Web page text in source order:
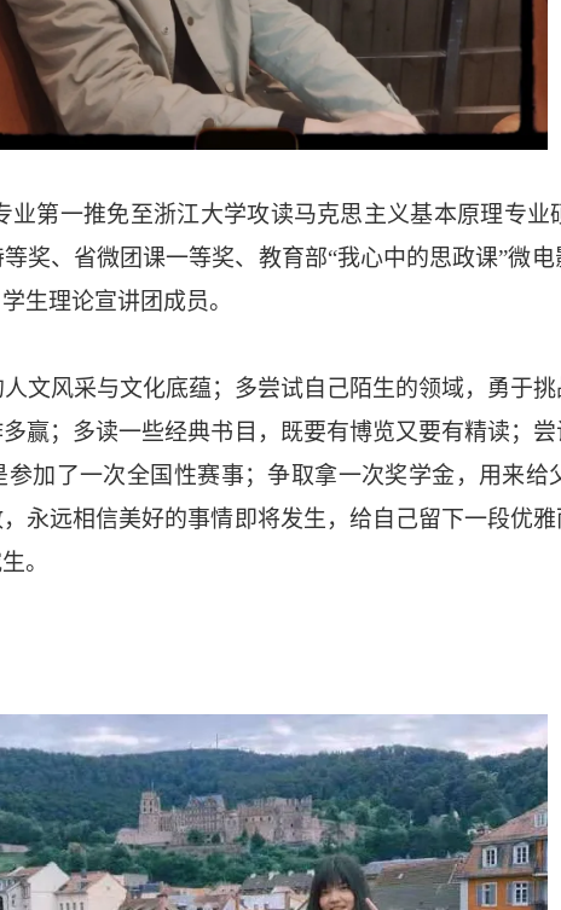
业第一推免至浙江大学攻读马克思主义基本原理专
奖、省微团课一等奖、教育部“我心中的思政课”微
生理论宣讲团成员。
文风采与文化底蕴；多尝试自己陌生的领域，勇于
赢；多读一些经典书目，既要有博览又要有精读；
参加了一次全国性赛事；争取拿一次奖学金，用来
永远相信美好的事情即将发生，给自己留下一段优
。